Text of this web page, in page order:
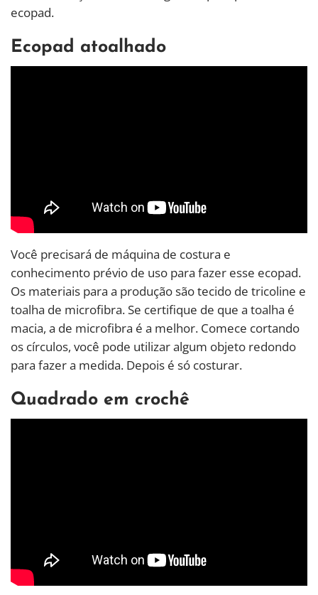
ecopad.
Ecopad atoalhado
Você precisará de máquina de costura e
conhecimento prévio de uso para fazer esse ecopad.
Os materiais para a produção são tecido de tricoline e
toalha de microfibra. Se certifique de que a toalha é
macia, a de microfibra é a melhor. Comece cortando
os círculos, você pode utilizar algum objeto redondo
para fazer a medida. Depois é só costurar.
Quadrado em crochê